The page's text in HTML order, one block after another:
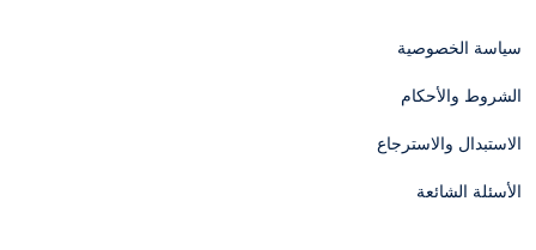
سياسة الخصوصية
الشروط والأحكام
الاستبدال والاسترجاع
الأسئلة الشائعة